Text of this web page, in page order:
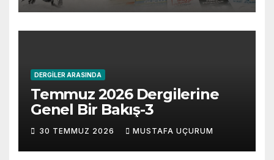
DERGILER ARASINDA
Temmuz 2026 Dergilerine
Genel Bir Bakış-3
30 TEMMUZ 2026 MUSTAFA UÇURUM